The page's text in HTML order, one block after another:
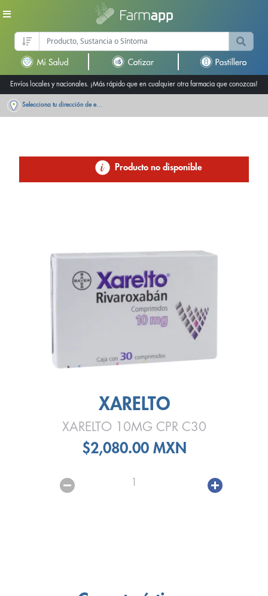
Envíos locales y nacionales. ¡Más rápido que en cualquier otra farmacia que conozcas!
Selecciona tu dirección de entrega
Producto no disponible
XARELTO
XARELTO 10MG CPR C30
$2,080.00 MXN
1